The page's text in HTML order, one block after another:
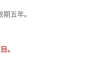
五年。
。